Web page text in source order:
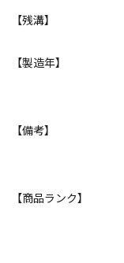
【残溝】
【製造年】
【備考】
【商品ランク】